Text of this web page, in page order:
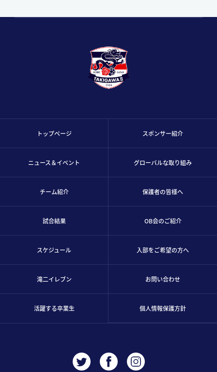
トップページ
ニュース＆イベント
チーム紹介
試合結果
スケジュール
滝二イレブン
活躍する卒業生
スポンサー紹介
グローバルな取り組み
保護者の皆様へ
OB会のご紹介
入部をご希望の方へ
お問い合わせ
個人情報保護方針